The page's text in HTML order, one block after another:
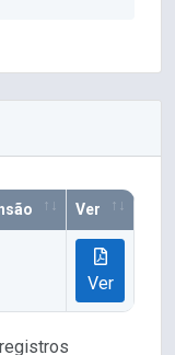
Ver
Ver